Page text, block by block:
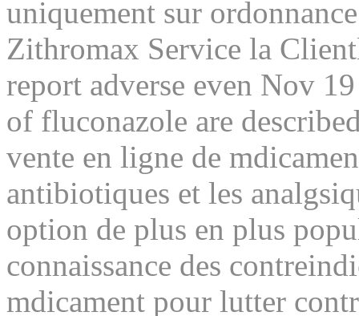
uniquement sur
Zithromax Service la
report adverse even Nov
of fluconazole are
vente en ligne de
antibiotiques et les
option de plus en plus
connaissance des
mdicament pour lutter